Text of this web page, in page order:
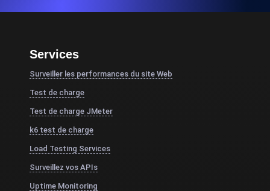
Services
Surveiller les performances du site Web
Test de charge
Test de charge JMeter
k6 test de charge
Load Testing Services
Surveillez vos APIs
Uptime Monitoring